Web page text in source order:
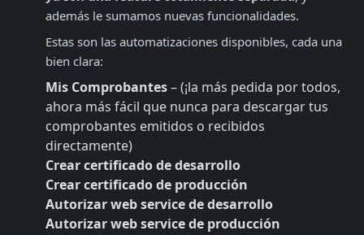
además le sumamos nuevas funcionalidades.
Estas son las automatizaciones disponibles, cada una
bien clara:
Mis Comprobantes – (¡la más pedida por todos,
ahora más fácil que nunca para descargar tus
comprobantes emitidos o recibidos
directamente)
Crear certificado de desarrollo
Crear certificado de producción
Autorizar web service de desarrollo
Autorizar web service de producción